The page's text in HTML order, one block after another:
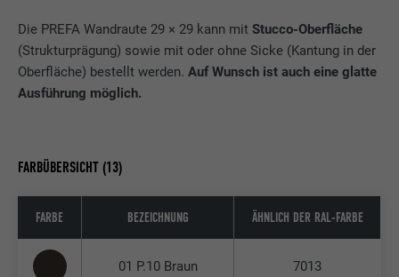
Die PREFA Wandraute 29 × 29 kann mitStucco-Oberfläche
(Strukturprägung) sowie mit oder ohne Sicke (Kantung in der
Oberfläche) bestellt werden.Auf Wunsch ist auch eine glatte
Ausführung möglich.
FARBÜBERSICHT (13)
FARBE BEZEICHNUNG ÄHNLICH DER RAL-FARBE
01 P.10 Braun 7013